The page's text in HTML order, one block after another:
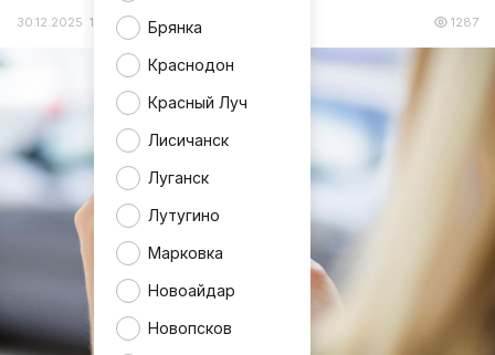
Брянка
Краснодон
Красный Луч
Лисичанск
Луганск
Лутугино
Марковка
Новоайдар
Новопсков
30.12.2025 16:44 1287
k